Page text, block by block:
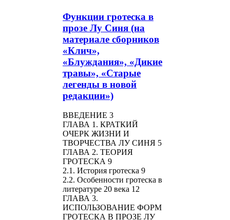
Функции гротеска в
прозе Лу Синя (на
материале сборников
«Клич»,
«Блуждания», «Дикие
травы», «Старые
легенды в новой
редакции»)
ВВЕДЕНИЕ 3
ГЛАВА 1. КРАТКИЙ
ОЧЕРК ЖИЗНИ И
ТВОРЧЕСТВА ЛУ СИНЯ 5
ГЛАВА 2. ТЕОРИЯ
ГРОТЕСКА 9
2.1. История гротеска 9
2.2. Особенности гротеска в
литературе 20 века 12
ГЛАВА 3.
ИСПОЛЬЗОВАНИЕ ФОРМ
ГРОТЕСКА В ПРОЗЕ ЛУ